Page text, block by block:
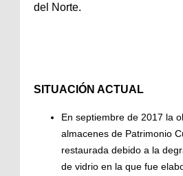
del Norte.
SITUACIÓN ACTUAL
En septiembre de 2017 la
almacenes de Patrimonio
restaurada debido a la
de vidrio en la que fue